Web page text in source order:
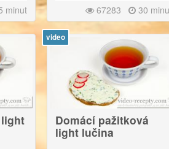
sminut
výborné jsou také třeba
příloha k méně
polévkám.
67283 30
video
Domácí pažitková
light lučina